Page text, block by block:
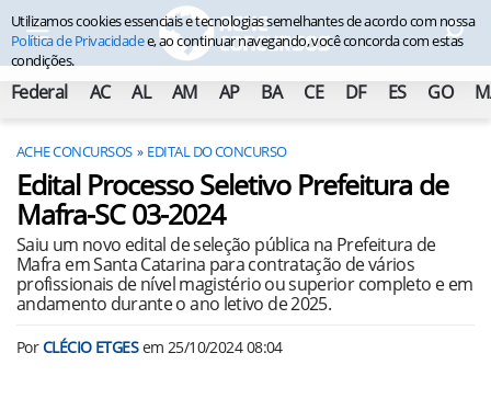
Federal AC AL AM AP BA CE DF ES GO
ACHE CONCURSOS EDITAL DO CONCURSO
Edital Processo Seletivo Prefeitura de
Mafra-SC 03-2024
Saiu um novo edital de seleção pública na Prefeitura de
Mafra em Santa Catarina para contratação de vários
profissionais de nível magistério ou superior completo e em
andamento durante o ano letivo de 2025.
PorCLÉCIO ETGESem 25/10/2024 08:04
Utilizamos cookies essenciais e tecnologias semelhantes de acordo com nossa
Política de Privacidadee, ao continuar navegando, você concorda com estas
condições.